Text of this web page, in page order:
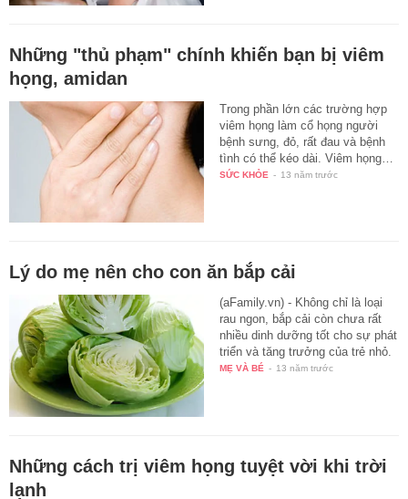
Những "thủ phạm" chính khiến bạn bị viêm
họng, amidan
Trong phần lớn các trường hợp
viêm họng làm cổ họng người
bệnh sưng, đỏ, rất đau và bệnh
tình có thể kéo dài. Viêm họng…
SỨC KHỎE - 13 năm trước
Lý do mẹ nên cho con ăn bắp cải
(aFamily.vn) - Không chỉ là loại
rau ngon, bắp cải còn chưa rất
nhiều dinh dưỡng tốt cho sự phát
triển và tăng trưởng của trẻ nhỏ.
MẸ VÀ BÉ - 13 năm trước
Những cách trị viêm họng tuyệt vời khi trời
lạnh